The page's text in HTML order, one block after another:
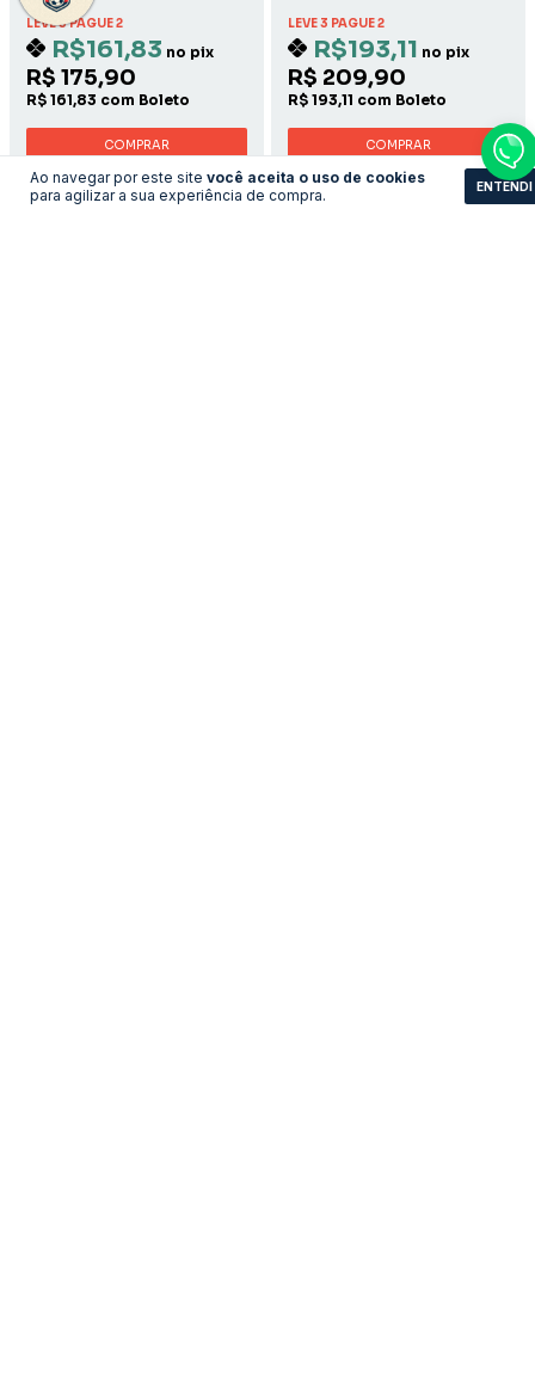
Ao navegar por este site você aceita o uso de cookies
para agilizar a sua experiência de compra.
ENTENDI
LEVE 3 PAGUE 2
R$161,83 no pix
R$ 175,90
R$ 161,83 com Boleto
COMPRAR
LEVE 3 PAGUE 2
R$193,11 no pix
R$ 209,90
R$ 193,11 com Boleto
COMPRAR